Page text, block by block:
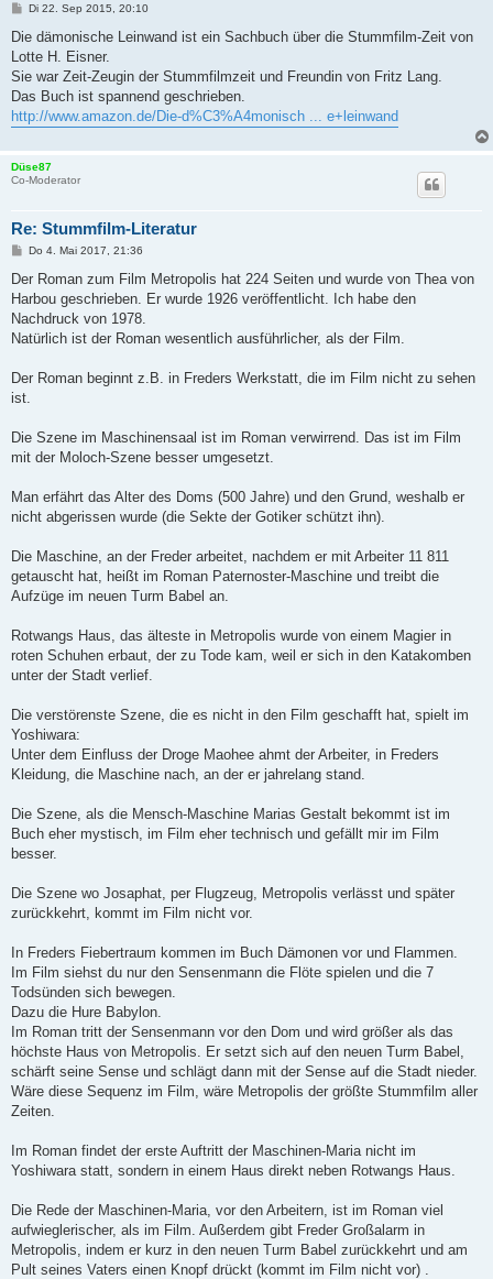
B
i
r
a
Di 22. Sep 2015, 20:10
Die dämonische Leinwand ist ein Sachbuch über die Stummfilm-Zeit von
Lotte H. Eisner.
Sie war Zeit-Zeugin der Stummfilmzeit und Freundin von Fritz Lang.
Das Buch ist spannend geschrieben.
http://www.amazon.de/Die-d%C3%A4monisch ... e+leinwand
Düse87
Co-Moderator
Re: Stummfilm-Literatur
B
i
r
a
Do 4. Mai 2017, 21:36
Der Roman zum Film Metropolis hat 224 Seiten und wurde von Thea von
Harbou geschrieben. Er wurde 1926 veröffentlicht. Ich habe den
Nachdruck von 1978.
Natürlich ist der Roman wesentlich ausführlicher, als der Film.
Der Roman beginnt z.B. in Freders Werkstatt, die im Film nicht zu sehen
ist.
Die Szene im Maschinensaal ist im Roman verwirrend. Das ist im Film
mit der Moloch-Szene besser umgesetzt.
Man erfährt das Alter des Doms (500 Jahre) und den Grund, weshalb er
nicht abgerissen wurde (die Sekte der Gotiker schützt ihn).
Die Maschine, an der Freder arbeitet, nachdem er mit Arbeiter 11 811
getauscht hat, heißt im Roman Paternoster-Maschine und treibt die
Aufzüge im neuen Turm Babel an.
Rotwangs Haus, das älteste in Metropolis wurde von einem Magier in
roten Schuhen erbaut, der zu Tode kam, weil er sich in den Katakomben
unter der Stadt verlief.
Die verstörenste Szene, die es nicht in den Film geschafft hat, spielt im
Yoshiwara:
Unter dem Einfluss der Droge Maohee ahmt der Arbeiter, in Freders
Kleidung, die Maschine nach, an der er jahrelang stand.
Die Szene, als die Mensch-Maschine Marias Gestalt bekommt ist im
Buch eher mystisch, im Film eher technisch und gefällt mir im Film
besser.
Die Szene wo Josaphat, per Flugzeug, Metropolis verlässt und später
zurückkehrt, kommt im Film nicht vor.
In Freders Fiebertraum kommen im Buch Dämonen vor und Flammen.
Im Film siehst du nur den Sensenmann die Flöte spielen und die 7
Todsünden sich bewegen.
Dazu die Hure Babylon.
Im Roman tritt der Sensenmann vor den Dom und wird größer als das
höchste Haus von Metropolis. Er setzt sich auf den neuen Turm Babel,
schärft seine Sense und schlägt dann mit der Sense auf die Stadt nieder.
Wäre diese Sequenz im Film, wäre Metropolis der größte Stummfilm aller
Zeiten.
Im Roman findet der erste Auftritt der Maschinen-Maria nicht im
Yoshiwara statt, sondern in einem Haus direkt neben Rotwangs Haus.
Die Rede der Maschinen-Maria, vor den Arbeitern, ist im Roman viel
aufwieglerischer, als im Film. Außerdem gibt Freder Großalarm in
Metropolis, indem er kurz in den neuen Turm Babel zurückkehrt und am
Pult seines Vaters einen Knopf drückt (kommt im Film nicht vor) .